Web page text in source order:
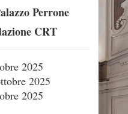
Perrone
CRT
2025
2025
2025